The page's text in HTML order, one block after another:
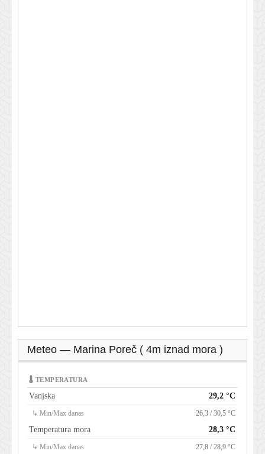
Meteo — Marina Poreč ( 4m iznad mora )
🌡 TEMPERATURA
Vanjska 29,2 °C
↳ Min/Max danas 26,3 / 30,5 °C
Temperatura mora 28,3 °C
↳ Min/Max danas 27,8 / 28,9 °C